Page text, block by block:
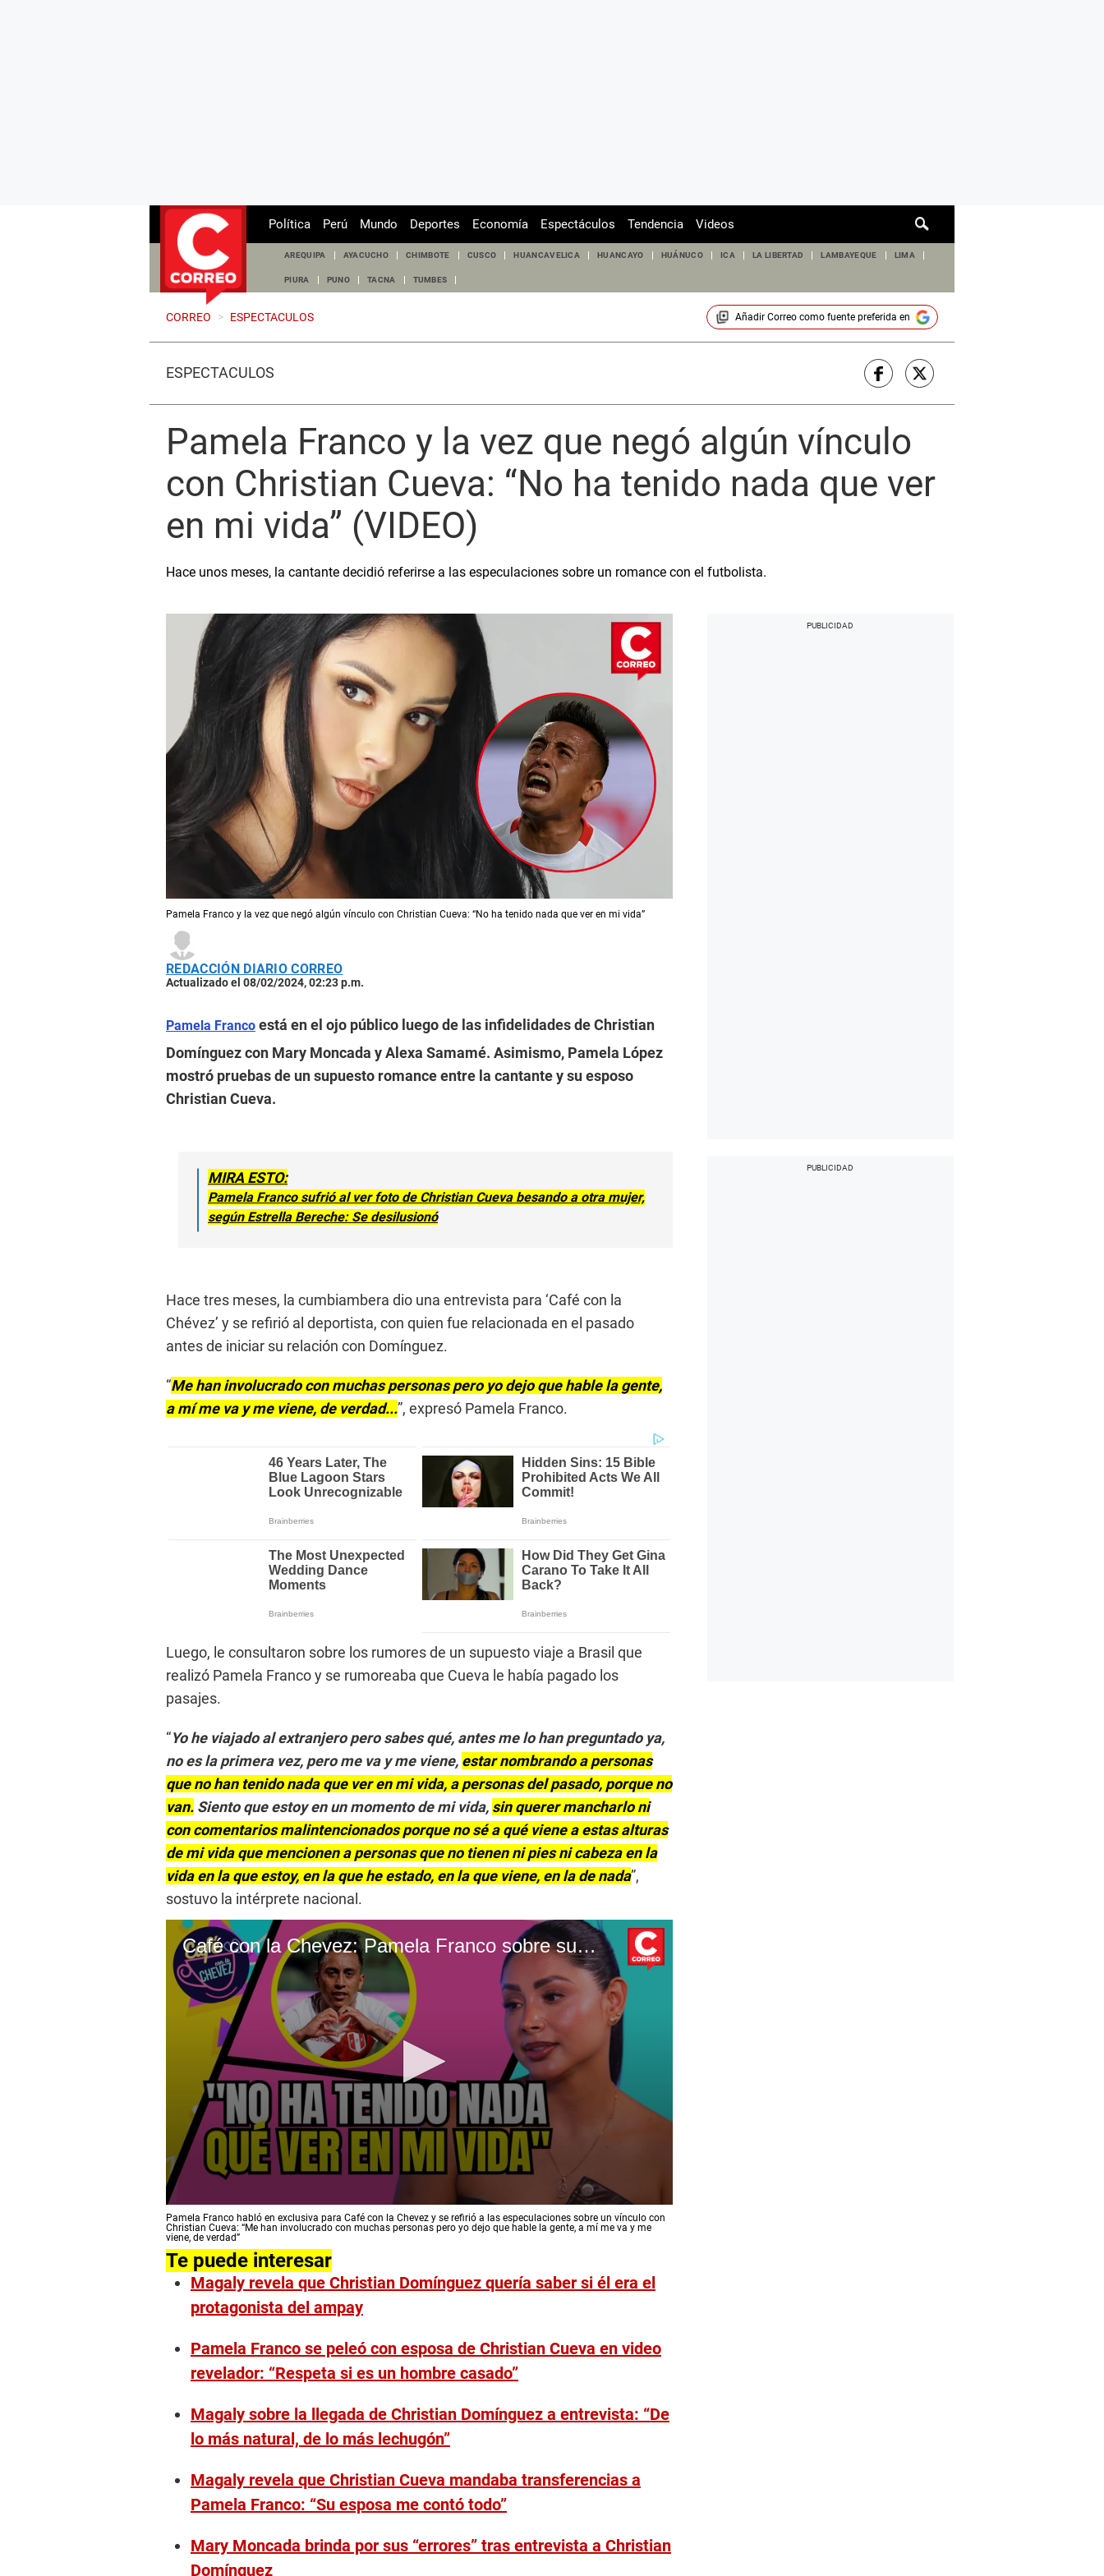
de
Política Perú Mundo Deportes Economía Espectáculos Tendencia Videos
AREQUIPA AYACUCHO CHIMBOTE CUSCO HUANCAVELICA HUANCAYO HUÁNUCO ICA LA LIBERTAD LAMBAYEQUE LIMA
PIURA PUNO TACNA TUMBES
CORREO > ESPECTACULOS Añadir Correocomo fuente preferida en
ESPECTÁCULOS
Pamela Franco y la vez que negó algún vínculo
con Christian Cueva: “No ha tenido nada que ver
en mi vida” (VIDEO)
Hace unos meses, la cantante decidió referirse a las especulaciones sobre un romance con el futbolista.
Pamela Franco y la vez que negó algún vínculo con Christian Cueva: “No ha tenido nada que ver en mi vida”
REDACCIÓN DIARIO CORREO
Actualizado el 08/02/2024, 02:23 p.m.
Pamela Franco está en el ojo público luego de las infidelidades de Christian
Domínguez con Mary Moncada y Alexa Samamé. Asimismo, Pamela López
mostró pruebas de un supuesto romance entre la cantante y su esposo
Christian Cueva.
MIRA ESTO:
Pamela Franco sufrió al ver foto de Christian Cueva besando a otra mujer,
según Estrella Bereche: Se desilusionó
Hace tres meses, la cumbiambera dio una entrevista para ‘Café con la
Chévez’ y se refirió al deportista, con quien fue relacionada en el pasado
antes de iniciar su relación con Domínguez.
“Me han involucrado con muchas personas pero yo dejo que hable la gente,
a mí me va y me viene, de verdad...”, expresó Pamela Franco.
Luego, le consultaron sobre los rumores de un supuesto viaje a Brasil que
realizó Pamela Franco y se rumoreaba que Cueva le había pagado los
pasajes.
“Yo he viajado al extranjero pero sabes qué, antes me lo han preguntado ya,
no es la primera vez, pero me va y me viene, estar nombrando a personas
que no han tenido nada que ver en mi vida, a personas del pasado, porque no
van. Siento que estoy en un momento de mi vida, sin querer mancharlo ni
con comentarios malintencionados porque no sé a qué viene a estas alturas
de mi vida que mencionen a personas que no tienen ni pies ni cabeza en la
vida en la que estoy, en la que he estado, en la que viene, en la de nada”,
sostuvo la intérprete nacional.
Café con la Chevez: Pamela Franco sobre supuesto romance con Christian Cueva
s
e
c
n
m
Pamela Franco habló en exclusiva para Café con la Chevez y se refirió a las especulaciones sobre un vínculo con
Christian Cueva: “Me han involucrado con muchas personas pero yo dejo que hable la gente, a mí me va y me
viene, de verdad”
Te puede interesar
Magaly revela que Christian Domínguez quería saber si él era el
protagonista del ampay
Pamela Franco se peleó con esposa de Christian Cueva en video
revelador: “Respeta si es un hombre casado”
Magaly sobre la llegada de Christian Domínguez a entrevista: “De
lo más natural, de lo más lechugón”
Magaly revela que Christian Cueva mandaba transferencias a
Pamela Franco: “Su esposa me contó todo”
Mary Moncada brinda por sus “errores” tras entrevista a Christian
Domínguez